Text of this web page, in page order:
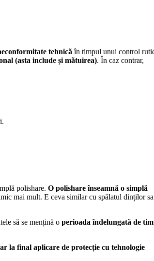
tehnică în timpul unui control
(asta include și mătuirea). În caz contrar,
polishare. O polishare înseamnă o simplă
mai mult. E ceva similar cu spălatul dinților
să se mențină o perioada îndelungată de
la final aplicare de protecție cu tehnologie